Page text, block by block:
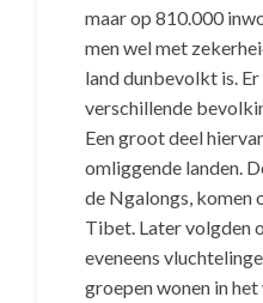
maar op 810.000
men wel met
land dunbevolkt is.
verschillende
Een groot deel
omliggende landen.
de Ngalongs,
Tibet. Later volgden
eveneens
groepen wonen in